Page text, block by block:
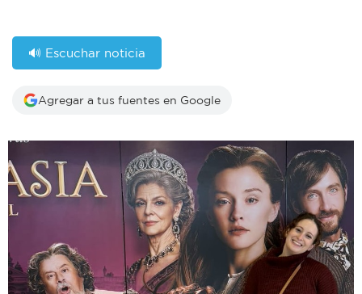
🔊 Escuchar noticia
Agregar a tus fuentes en Google